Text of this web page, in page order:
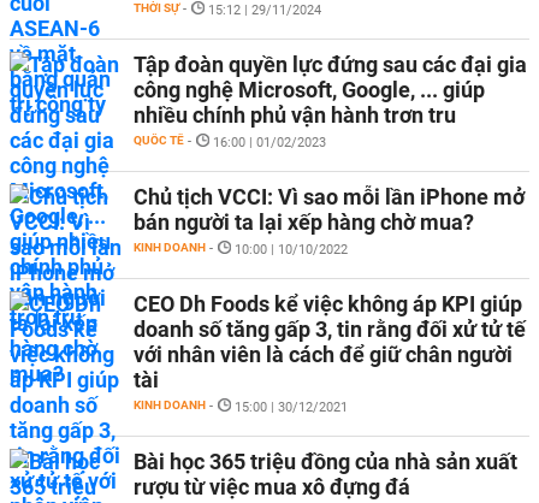
THỜI SỰ - 15:12 | 29/11/2024
Tập đoàn quyền lực đứng sau các đại gia
công nghệ Microsoft, Google, ... giúp
nhiều chính phủ vận hành trơn tru
QUỐC TẾ - 16:00 | 01/02/2023
Chủ tịch VCCI: Vì sao mỗi lần iPhone mở
bán người ta lại xếp hàng chờ mua?
KINH DOANH - 10:00 | 10/10/2022
CEO Dh Foods kể việc không áp KPI giúp
doanh số tăng gấp 3, tin rằng đối xử tử tế
với nhân viên là cách để giữ chân người
tài
KINH DOANH - 15:00 | 30/12/2021
Bài học 365 triệu đồng của nhà sản xuất
rượu từ việc mua xô đựng đá